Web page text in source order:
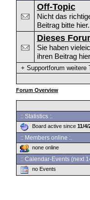
Off-Topic
Nicht das
Beitrag bitte hier.
Dieses
Sie haben
ihren Beitrag
+ Supportforum weitere
Forum Overview
:: Statistics :.
Board active since 11/4/
:: Members online :.
none online
:: Calendar-Events (next
no Events